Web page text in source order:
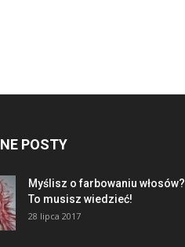
POSTY
Myślisz o farbowaniu włosów?
To musisz wiedzieć!
28 lipca 2017